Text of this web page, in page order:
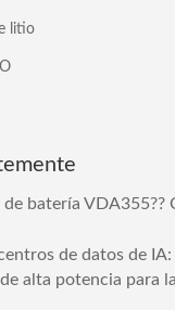
litio
batería VDA355??
de datos de
alta potencia para